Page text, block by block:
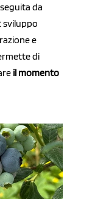
da
sviluppo
e
di
il momento